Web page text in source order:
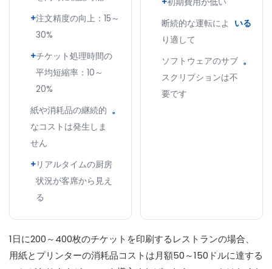
+注文精度の向上：15～
30%
+チケット処理時間の
平均短縮率：10～
20%
紙や消耗品の継続的
なコストは発生しま
せん
。
+リアルタイムの厨房
状況が客席から見え
る
断続的な運転によ
り適して
いる
ソフトウェアのサブ
スクリプションは不
要です
。
1日に200～400枚のチケットを印刷するレストランの場合、
用紙とプリンターの消耗品コストは月額50～150ドルに達する